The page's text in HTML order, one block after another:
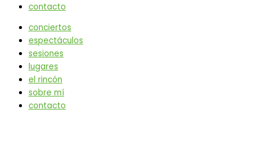
contacto
conciertos
espectáculos
sesiones
lugares
el rincón
sobre mí
contacto